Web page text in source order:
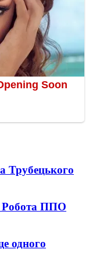
Трубецького
Робота ППО
одного